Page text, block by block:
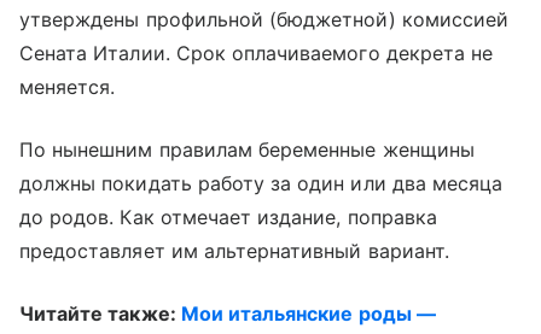
утверждены профильной (бюджетной) комиссией
Сената Италии. Срок оплачиваемого декрета не
меняется.
По нынешним правилам беременные женщины
должны покидать работу за один или два месяца
до родов. Как отмечает издание, поправка
предоставляет им альтернативный вариант.
Читайте также: Мои итальянские роды —